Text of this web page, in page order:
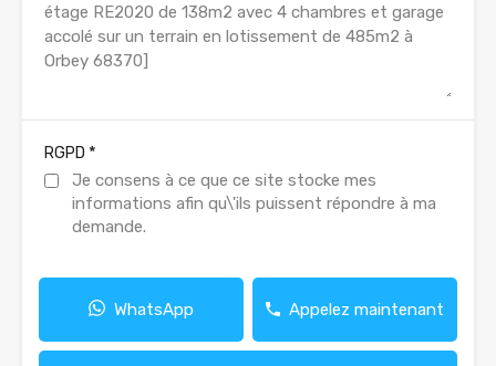
RGPD *
Je consens à ce que ce site stocke mes
informations afin qu\'ils puissent répondre à ma
demande.
WhatsApp Appelez maintenant